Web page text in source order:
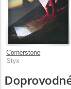
Cornerstone
Styx